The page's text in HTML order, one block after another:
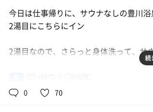
生ビール
水
休憩は、露天風呂エリアの椅子
丁度日陰になって、風もあって最高🤤
冷たくて、この寝湯も良かった😪
内湯の変わり湯、炭酸泉、ジェット各種
いつもの週末のスタッフさんよりも、あ
席も空いていて、快適でした
平日はイイね
スチームサウナは、お気に入りの席に
今日は仕事帰りに、サウナなしの豊川浴
2湯目にこちらにイン
2湯目なので、さらっと身体洗って、サ
湿度が高いので、しっかりと発汗します
続
0 70